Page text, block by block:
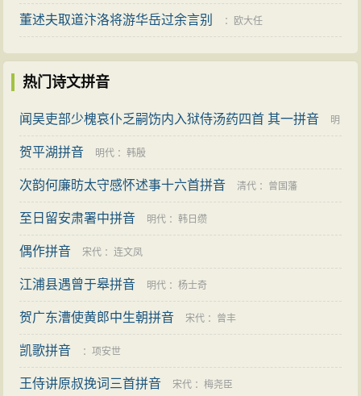
董述夫取道汴洛将游华岳过余言别 ： 欧大任
热门诗文拼音
闻吴吏部少槐哀仆乏嗣饬内入狱侍汤药四首 其一拼音 明
代：卢楠
贺平湖拼音 明代 ：韩殷
次韵何廉昉太守感怀述事十六首拼音 清代 ： 曾国藩
至日留安肃署中拼音 明代 ：韩日缵
偶作拼音 宋代 ：连文凤
江浦县遇曾于皋拼音 明代 ：杨士奇
贺广东漕使黄郎中生朝拼音 宋代 ： 曾丰
凯歌拼音 ：项安世
王侍讲原叔挽词三首拼音 宋代 ：梅尧臣